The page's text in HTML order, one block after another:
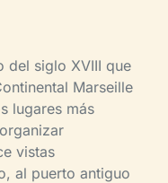
del siglo XVIII que
Marseille
lugares más
vistas
al puerto antiguo